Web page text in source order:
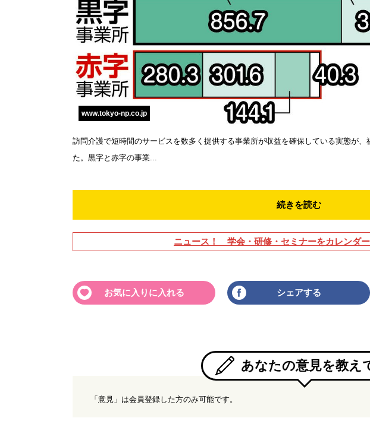
www.tokyo-np.co.jp
訪問介護で短時間のサービスを数多く提供する事業所が収益を確保している実態が
た。黒字と赤字の事業...
続きを読む
ニュース！ 学会・研修・セミナーをカレンダー
お気に入りに入れる シェアする
あなたの意見を教え
「意見」は会員登録した方のみ可能です。